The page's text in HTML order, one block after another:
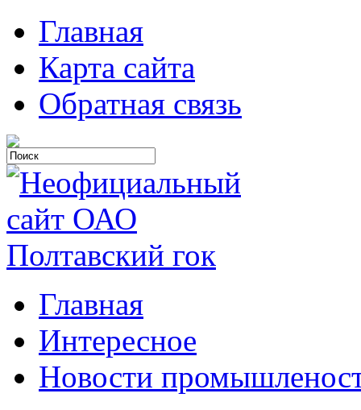
Главная
Карта сайта
Обратная связь
Главная
Интересное
Новости